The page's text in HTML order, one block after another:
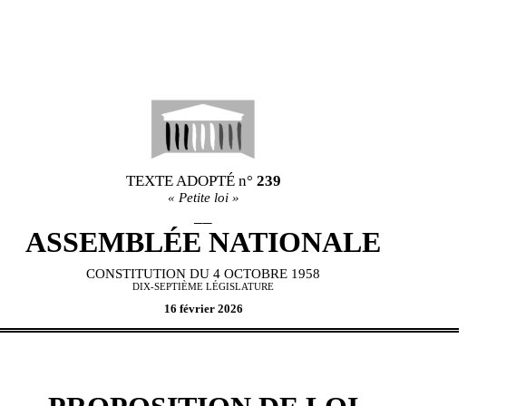
TEXTE ADOPTÉ n° 239
« Petite loi »
ASSEMBLÉE NATIONALE
CONSTITUTION DU 4 OCTOBRE 1958
DIX-SEPTIÈME LÉGISLATURE
16 février 2026